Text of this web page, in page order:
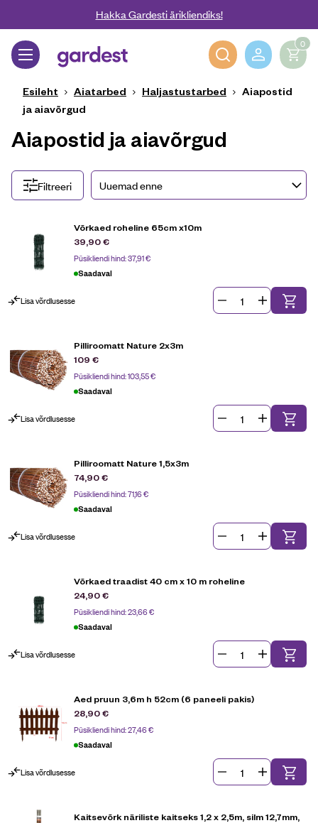
Liigu edasi põhisisu juurdeHakka Gardesti ärikliendiks!
Gardest
0
Esileht Aiatarbed Haljastustarbed
Aiapostid
ja aiavõrgud
Aiapostid ja aiavõrgud
Filtreeri
Võrkaed roheline 65cm x10m
39,90€
Püsikliendi hind:37,91€
Saadaval
Lisa võrdlusesse
Pilliroomatt Nature 2x3m
109 €
Püsikliendi hind:103,55€
Saadaval
Lisa võrdlusesse
Pilliroomatt Nature 1,5x3m
74,90€
Püsikliendi hind:71,16€
Saadaval
Lisa võrdlusesse
Võrkaed traadist 40 cm x 10 m roheline
24,90€
Püsikliendi hind:23,66€
Saadaval
Lisa võrdlusesse
Aed pruun 3,6m h 52cm (6 paneeli pakis)
28,90€
Püsikliendi hind:27,46€
Saadaval
Lisa võrdlusesse
Kaitsevõrk näriliste kaitseks 1,2 x 2,5m, silm 12,7mm,